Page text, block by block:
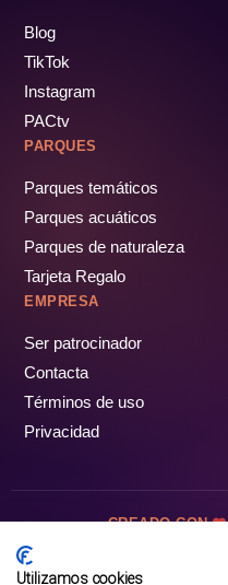
Blog
TikTok
Instagram
PACtv
PARQUES
Parques temáticos
Parques acuáticos
Parques de naturaleza
Tarjeta Regalo
EMPRESA
Ser patrocinador
Contacta
Términos de uso
Privacidad
CREADO CON
Utilizamos cookies